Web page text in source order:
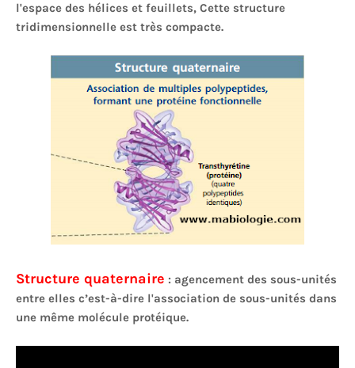
l'espace des hélices et feuillets, Cette structure
tridimensionnelle est très compacte.
Structure quaternaire : agencement des sous-unités
entre elles c’est-à-dire l'association de sous-unités dans
une même molécule protéique.